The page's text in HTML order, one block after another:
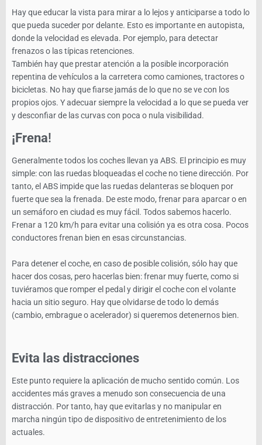
Hay que educar la vista para mirar a lo lejos y anticiparse a todo lo
que pueda suceder por delante. Esto es importante en autopista,
donde la velocidad es elevada. Por ejemplo, para detectar
frenazos o las típicas retenciones.
También hay que prestar atención a la posible incorporación
repentina de vehículos a la carretera como camiones, tractores o
bicicletas. No hay que fiarse jamás de lo que no se ve con los
propios ojos. Y adecuar siempre la velocidad a lo que se pueda ver
y desconfiar de las curvas con poca o nula visibilidad.
¡Frena!
Generalmente todos los coches llevan ya ABS. El principio es muy
simple: con las ruedas bloqueadas el coche no tiene dirección. Por
tanto, el ABS impide que las ruedas delanteras se bloquen por
fuerte que sea la frenada. De este modo, frenar para aparcar o en
un semáforo en ciudad es muy fácil. Todos sabemos hacerlo.
Frenar a 120 km/h para evitar una colisión ya es otra cosa. Pocos
conductores frenan bien en esas circunstancias.
Para detener el coche, en caso de posible colisión, sólo hay que
hacer dos cosas, pero hacerlas bien: frenar muy fuerte, como si
tuviéramos que romper el pedal y dirigir el coche con el volante
hacia un sitio seguro. Hay que olvidarse de todo lo demás
(cambio, embrague o acelerador) si queremos detenernos bien.
Evita las distracciones
Este punto requiere la aplicación de mucho sentido común. Los
accidentes más graves a menudo son consecuencia de una
distracción. Por tanto, hay que evitarlas y no manipular en
marcha ningún tipo de dispositivo de entretenimiento de los
actuales.